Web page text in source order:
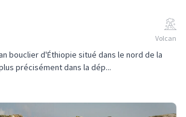
Volcan
bouclier d'Éthiopie situé dans le nord de la
précisément dans la dép...